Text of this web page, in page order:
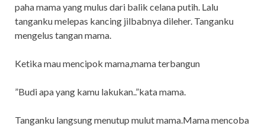
paha mama yang mulus dari balik celana putih. Lalu
tanganku melepas kancing jilbabnya dileher. Tanganku
mengelus tangan mama.
Ketika mau mencipok mama,mama terbangun
”Budi apa yang kamu lakukan..”kata mama.
Tanganku langsung menutup mulut mama.Mama mencoba